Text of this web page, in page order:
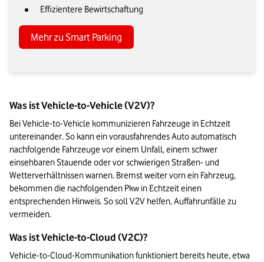
Effizientere Bewirtschaftung
Mehr zu Smart Parking
Was ist Vehicle-to-Vehicle (V2V)?
Bei Vehicle-to-Vehicle kommunizieren Fahrzeuge in Echtzeit
untereinander. So kann ein vorausfahrendes Auto automatisch
nachfolgende Fahrzeuge vor einem Unfall, einem schwer
einsehbaren Stauende oder vor schwierigen Straßen- und
Wetterverhältnissen warnen. Bremst weiter vorn ein Fahrzeug,
bekommen die nachfolgenden Pkw in Echtzeit einen
entsprechenden Hinweis. So soll V2V helfen, Auffahrunfälle zu
vermeiden.
Was ist Vehicle-to-Cloud (V2C)?
Vehicle-to-Cloud-Kommunikation funktioniert bereits heute, etwa